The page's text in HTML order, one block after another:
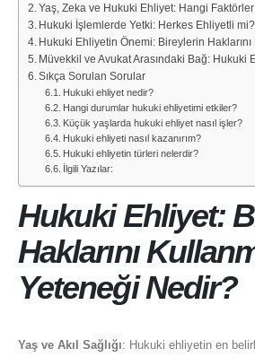
Yaş, Zeka ve Hukuki Ehliyet: Hangi
Hukuki İşlemlerde Yetki: Herkes Ehliyetli mi?
Hukuki Ehliyetin Önemi: Bireylerin Haklarını
Müvekkil ve Avukat Arasındaki Bağ: Hukuki
Sıkça Sorulan Sorular
Hukuki ehliyet nedir?
Hangi durumlar hukuki ehliyetimi etkiler?
Küçük yaşlarda hukuki ehliyet nasıl işler?
Hukuki ehliyeti nasıl kazanırım?
Hukuki ehliyetin türleri nelerdir?
İlgili Yazılar:
Hukuki Ehliyet:
Haklarını
Yeteneği Nedir?
Yaş ve Akıl Sağlığı: Hukuki ehliyetin en